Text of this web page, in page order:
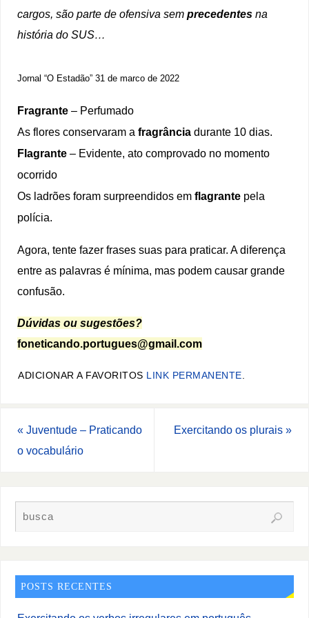
cargos, são parte de ofensiva semprecedentes na
história do SUS…
Jornal “O Estadão” 31 de marco de 2022
Fragrante – Perfumado
As flores conservaram afragrância durante 10 dias.
Flagrante – Evidente, ato comprovado no momento
ocorrido
Os ladrões foram surpreendidos emflagrante pela
polícia.
Agora, tente fazer frases suas para praticar. A diferença
entre as palavras é mínima, mas podem causar grande
confusão.
Dúvidas ou sugestões?
foneticando.portugues@gmail.com
ADICIONAR A FAVORITOS LINK PERMANENTE.
« Juventude – Praticando
o vocabulário
Exercitando os plurais »
POSTS RECENTES